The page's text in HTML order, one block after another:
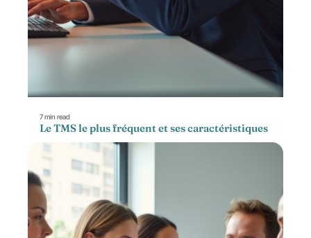
7 min read
Le TMS le plus fréquent et ses caractéristiques